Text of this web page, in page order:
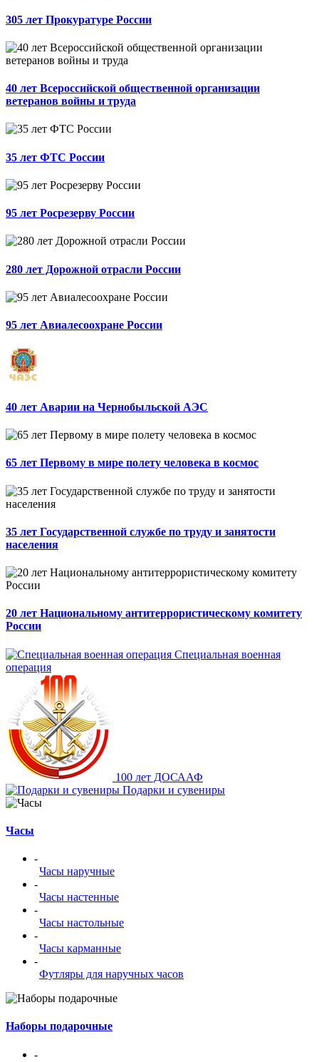
305 лет Прокуратуре России
40 лет Всероссийской общественной организации
ветеранов войны и труда
35 лет ФТС России
95 лет Росрезерву России
280 лет Дорожной отрасли России
95 лет Авиалесоохране России
40 лет Аварии на Чернобыльской АЭС
65 лет Первому в мире полету человека в космос
35 лет Государственной службе по труду и занятости
населения
20 лет Национальному антитеррористическому комитету
России
Специальная военная
операция
100 лет ДОСААФ
Подарки и сувениры
Часы
-
Часы наручные
-
Часы настенные
-
Часы настольные
-
Часы карманные
-
Футляры для наручных часов
Наборы подарочные
-